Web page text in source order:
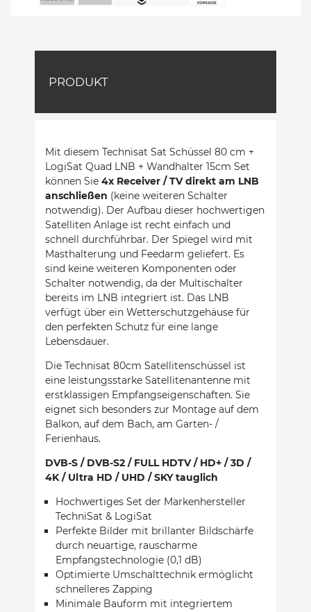
PRODUKT
Mit diesem Technisat Sat Schüssel 80 cm +
LogiSat Quad LNB + Wandhalter 15cm Set
können Sie 4x Receiver / TV direkt am LNB
anschließen (keine weiteren Schalter
notwendig). Der Aufbau dieser hochwertigen
Satelliten Anlage ist recht einfach und
schnell durchführbar. Der Spiegel wird mit
Masthalterung und Feedarm geliefert. Es
sind keine weiteren Komponenten oder
Schalter notwendig, da der Multischalter
bereits im LNB integriert ist. Das LNB
verfügt über ein Wetterschutzgehäuse für
den perfekten Schutz für eine lange
Lebensdauer.
Die Technisat 80cm Satellitenschüssel ist
eine leistungsstarke Satellitenantenne mit
erstklassigen Empfangseigenschaften. Sie
eignet sich besonders zur Montage auf dem
Balkon, auf dem Bach, am Garten- /
Ferienhaus.
DVB-S / DVB-S2 / FULL HDTV / HD+ / 3D /
4K / Ultra HD / UHD / SKY tauglich
Hochwertiges Set der Markenhersteller
TechniSat & LogiSat
Perfekte Bilder mit brillanter Bildschärfe
durch neuartige, rauscharme
Empfangstechnologie (0,1 dB)
Optimierte Umschalttechnik ermöglicht
schnelleres Zapping
Minimale Bauform mit integriertem